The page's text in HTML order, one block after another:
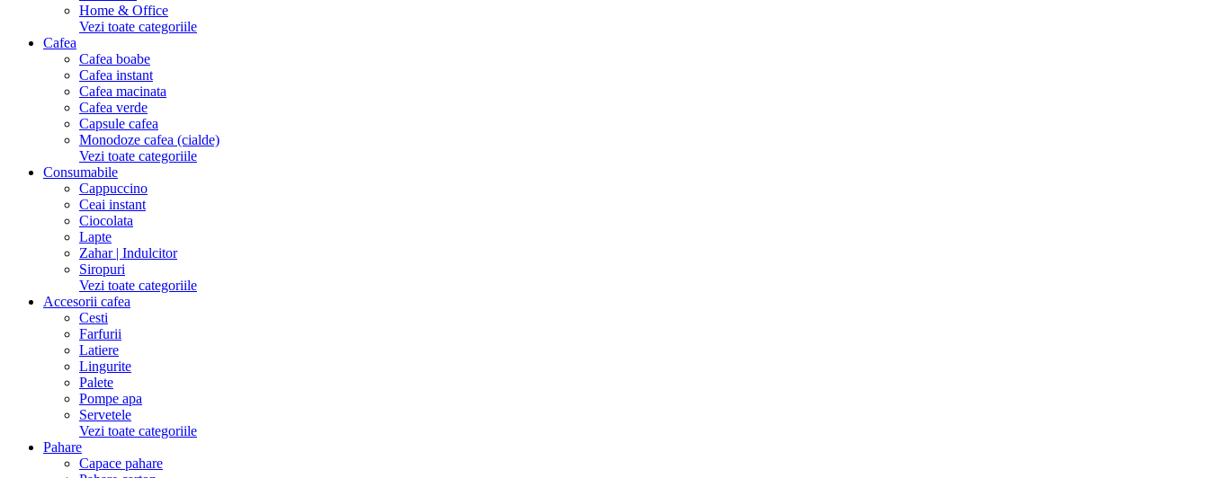
Home & Office
Vezi toate categoriile
Cafea
Cafea boabe
Cafea instant
Cafea macinata
Cafea verde
Capsule cafea
Monodoze cafea (cialde)
Vezi toate categoriile
Consumabile
Cappuccino
Ceai instant
Ciocolata
Lapte
Zahar | Indulcitor
Siropuri
Vezi toate categoriile
Accesorii cafea
Cesti
Farfurii
Latiere
Lingurite
Palete
Pompe apa
Servetele
Vezi toate categoriile
Pahare
Capace pahare